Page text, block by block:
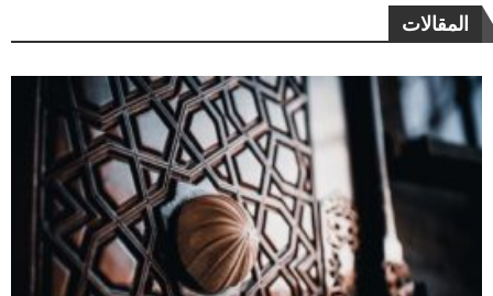
المقالات